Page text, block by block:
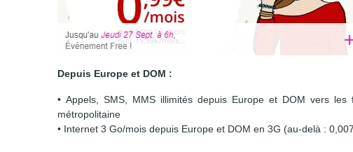
Depuis Europe et DOM :
• Appels, SMS, MMS illimités depuis Europe et DOM vers
métropolitaine
• Internet 3 Go/mois depuis Europe et DOM en 3G (au-delà :